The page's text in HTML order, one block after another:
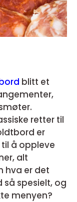
blitt et
retter til
er
å oppleve
alt
hva er det
så spesielt, og
menyen?